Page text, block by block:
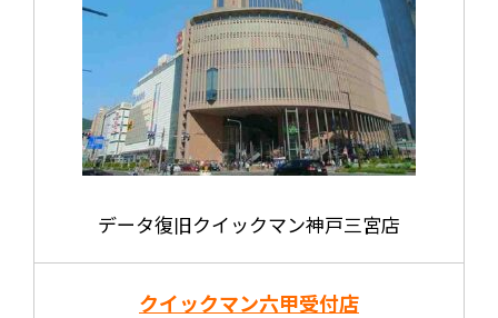
データ復旧クイックマン神戸三宮店
クイックマン六甲受付店